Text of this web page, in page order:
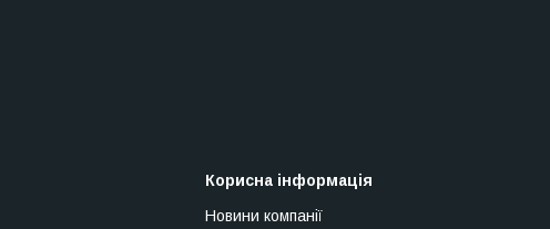
Корисна інформація
Новини компанії